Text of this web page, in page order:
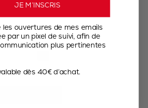
chez vous.
JE M’INSCRIS
les ouvertures de mes emails
par un pixel de suivi, afin de
plus pertinentes
dès 40€ d’achat.